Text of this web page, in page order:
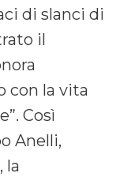
di slanci di
il
con la vita
Così
Anelli,
la